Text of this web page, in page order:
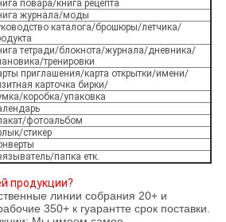
повара/книга рецепта
журнала/моды
каталога/брошюры/летчика/
тетради/блокнота/журнала/дневника/
тренировки
приглашения/карта открытки/имени/
карточка бирки/
коробка/упаковка
фотоальбом
стикер
папка етк.
продукции?
линии собрания 20+ и
350+ к гуарантте срок поставки.